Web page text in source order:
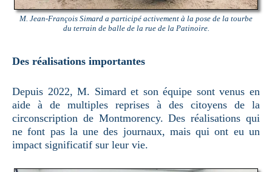
M. Jean-François Simard a participé activement à la pose de la tourbe
du terrain de balle de la rue de la Patinoire.
Des réalisations importantes
Depuis 2022, M. Simard et son équipe sont venus en
aide à de multiples reprises à des citoyens de la
circonscription de Montmorency. Des réalisations qui
ne font pas la une des journaux, mais qui ont eu un
impact significatif sur leur vie.